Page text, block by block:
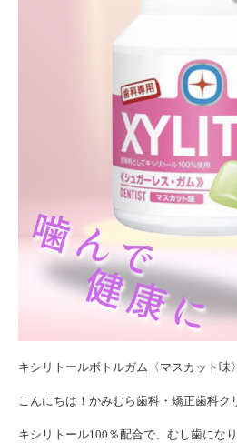
キシリトールボトルガム〈マスカット味〉
こんにちは！かみむら歯科・矯正歯科ク
キシリトール100％配合で、むし歯にな